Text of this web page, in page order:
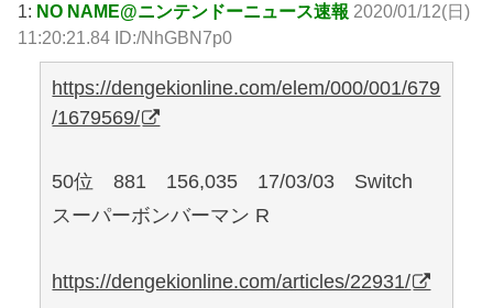
1: NO NAME@ニンテンドーニュース速報 2020/01/12(日)
11:20:21.84 ID:/NhGBN7p0
https://dengekionline.com/elem/000/001/679
/1679569/
50位 881 156,035 17/03/03 Switch
スーパーボンバーマン R
https://dengekionline.com/articles/22931/